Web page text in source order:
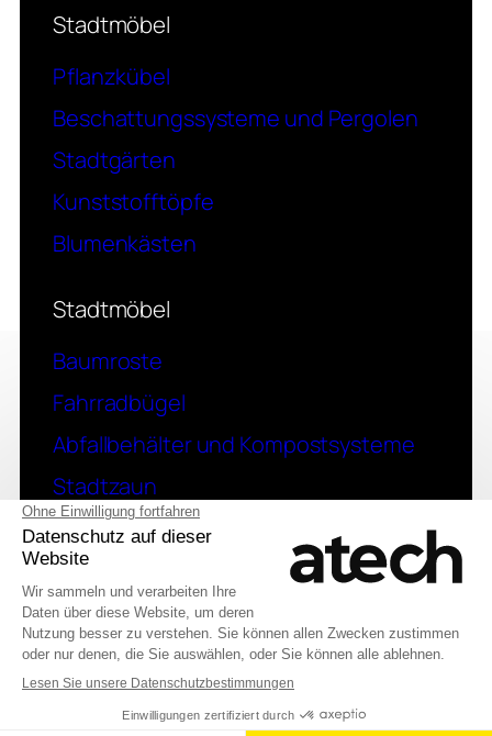
Stadtmöbel
Pflanzkübel
Beschattungssysteme und Pergolen
Stadtgärten
Kunststofftöpfe
Blumenkästen
Stadtmöbel
Baumroste
Fahrradbügel
Abfallbehälter und Kompostsysteme
Stadtzaun
Kontakt
Eine Frage? Kontaktieren Sie uns
© 2026 Atech SAS
Français